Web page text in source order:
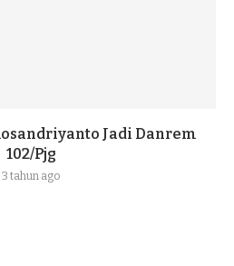
Jadi Danrem
102/Pjg
3 tahun ago